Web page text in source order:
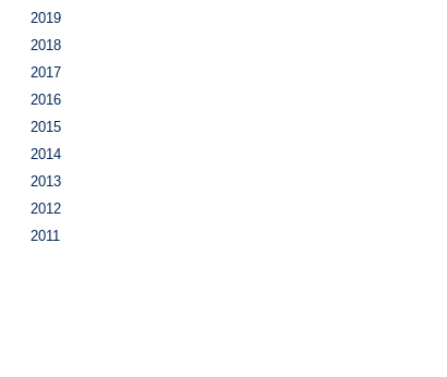
2019
2018
2017
2016
2015
2014
2013
2012
2011